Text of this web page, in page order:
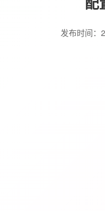
发布时间：